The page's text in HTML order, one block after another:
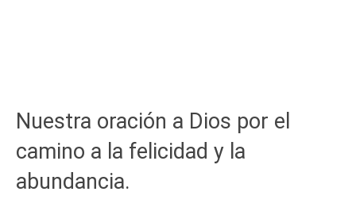
Nuestra oración a Dios por el
camino a la felicidad y la
abundancia.